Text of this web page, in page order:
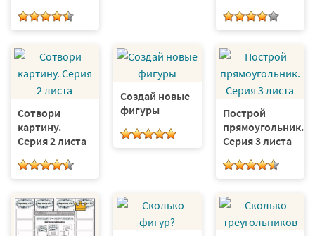
Сотвори
картину.
Серия 2 листа
Создай новые
фигуры
Построй
прямоугольник.
Серия 3 листа